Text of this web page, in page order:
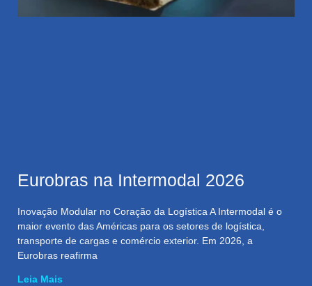
Eurobras na Intermodal 2026
Inovação Modular no Coração da Logística A Intermodal é o
maior evento das Américas para os setores de logística,
transporte de cargas e comércio exterior. Em 2026, a
Eurobras reafirma
Leia Mais